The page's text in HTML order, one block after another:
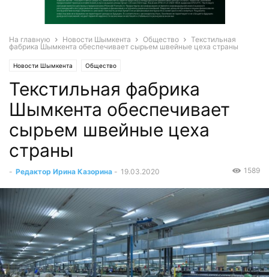
На главную Новости Шымкента Общество
Текстильная
фабрика Шымкента обеспечивает сырьем швейные цеха страны
Новости Шымкента Общество
Текстильная фабрика
Шымкента обеспечивает
сырьем швейные цеха
страны
- Редактор Ирина Казорина - 19.03.2020 1589